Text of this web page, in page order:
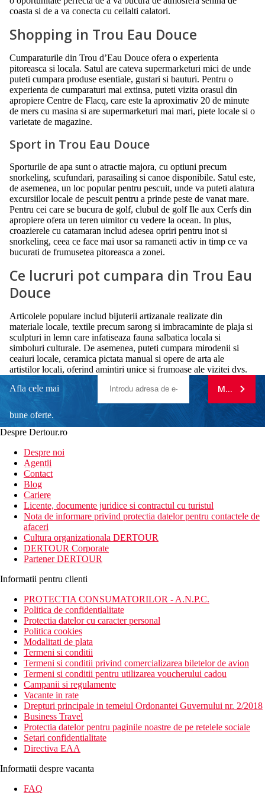
coasta si de a va conecta cu ceilalti calatori.
Shopping in Trou Eau Douce
Cumparaturile din Trou d’Eau Douce ofera o experienta
pitoreasca si locala. Satul are cateva supermarketuri mici de unde
puteti cumpara produse esentiale, gustari si bauturi. Pentru o
experienta de cumparaturi mai extinsa, puteti vizita orasul din
apropiere Centre de Flacq, care este la aproximativ 20 de minute
de mers cu masina si are supermarketuri mai mari, piete locale si o
varietate de magazine.
Sport in Trou Eau Douce
Sporturile de apa sunt o atractie majora, cu optiuni precum
snorkeling, scufundari, parasailing si canoe disponibile. Satul este,
de asemenea, un loc popular pentru pescuit, unde va puteti alatura
excursiilor locale de pescuit pentru a prinde peste de vanat mare.
Pentru cei care se bucura de golf, clubul de golf Ile aux Cerfs din
apropiere ofera un teren uimitor cu vedere la ocean. In plus,
croazierele cu catamaran includ adesea opriri pentru inot si
snorkeling, ceea ce face mai usor sa ramaneti activ in timp ce va
bucurati de frumusetea pitoreasca a zonei.
Ce lucruri pot cumpara din Trou Eau
Douce
Articolele populare includ bijuterii artizanale realizate din
materiale locale, textile precum sarong si imbracaminte de plaja si
sculpturi in lemn care infatiseaza fauna salbatica locala si
simboluri culturale. De asemenea, puteti cumpara mirodenii si
ceaiuri locale, ceramica pictata manual si opere de arta ale
artistilor locali, oferind amintiri unice si frumoase ale vizitei dvs.
Afla cele mai
bune oferte.
newsletter!
MA
Despre Dertour.ro
Despre noi
Agentii
Contact
Blog
Cariere
Licente, documente juridice si contractul cu turistul
Nota de informare privind protectia datelor pentru contactele de
afaceri
Cultura organizationala DERTOUR
DERTOUR Corporate
Partener DERTOUR
Informatii pentru clienti
PROTECTIA CONSUMATORILOR - A.N.P.C.
Politica de confidentialitate
Protectia datelor cu caracter personal
Politica cookies
Modalitati de plata
Termeni si conditii
Termeni si conditii privind comercializarea biletelor de avion
Termeni si conditii pentru utilizarea voucherului cadou
Campanii si regulamente
Vacante in rate
Drepturi principale in temeiul Ordonantei Guvernului nr. 2/2018
Business Travel
Protectia datelor pentru paginile noastre de pe retelele sociale
Setari confidentialitate
Directiva EAA
Informatii despre vacanta
FAQ